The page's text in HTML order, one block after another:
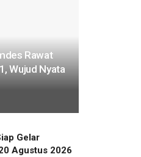
Rawat
Wujud Nyata
Gelar
Agustus 2026